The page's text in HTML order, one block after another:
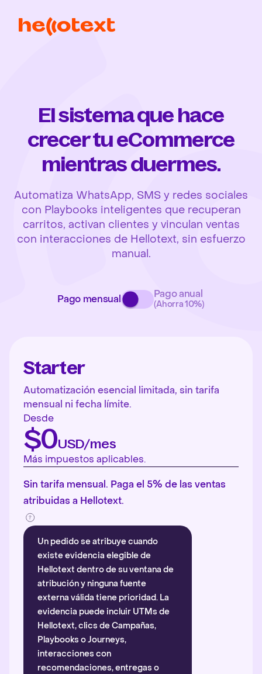
El sistema que hace
crecer tu eCommerce
mientras duermes.
Automatiza WhatsApp, SMS y redes sociales
con Playbooks inteligentes que recuperan
carritos, activan clientes y vinculan ventas
con interacciones de Hellotext, sin esfuerzo
manual.
Pago mensual Pago anual
(Ahorra 10%)
Starter
Automatización esencial limitada, sin tarifa
mensual ni fecha límite.
Desde
$0USD/mes
Más impuestos aplicables.
Sin tarifa mensual. Paga el 5% de las ventas
atribuidas a Hellotext.
Un pedido se atribuye cuando
existe evidencia elegible de
Hellotext dentro de su ventana de
atribución y ninguna fuente
externa válida tiene prioridad. La
evidencia puede incluir UTMs de
Hellotext, clics de Campañas,
Playbooks o Journeys,
interacciones con
recomendaciones, entregas o